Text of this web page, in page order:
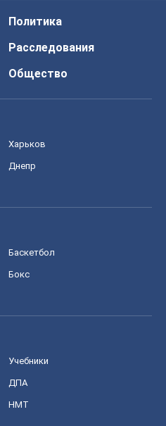
Политика
Расследования
Общество
Харьков
Днепр
Баскетбол
Бокс
Учебники
ДПА
НМТ